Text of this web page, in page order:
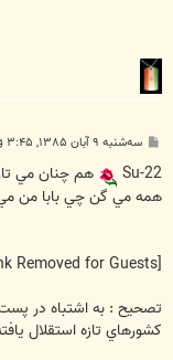
پ
ت
سه‌شنبه ۹ آبان ۱۳۸۵, ۳:۴۵ ق.ظ
Su-22
همه مي گن چي بابا من
تصحيح : به اشتباه در پست
كشورهاي تازه استقلال